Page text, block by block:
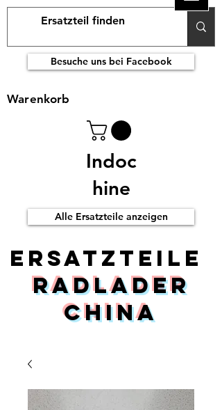
Alle Ersatzteile anzeigen
Indoc
hine
Warenkorb
ERsatzteile
Radlader
China
Besuche uns bei Facebook